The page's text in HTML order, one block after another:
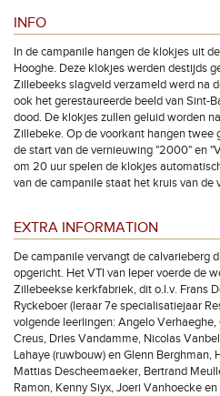
INFO
In de campanile hangen de klokjes uit
Hooghe. Deze klokjes werden destijds
Zillebeeks slagveld verzameld werd na
ook het gerestaureerde beeld van Sint-
dood. De klokjes zullen geluid worden
Zillebeke. Op de voorkant hangen twee
de start van de vernieuwing "2000" en
om 20 uur spelen de klokjes
van de campanile staat het kruis van de
EXTRA INFORMATION
De campanile vervangt de calvarieberg
opgericht. Het VTI van Ieper voerde de
Zillebeekse kerkfabriek, dit o.l.v. Frans
Ryckeboer (leraar 7e specialisatiejaar
volgende leerlingen: Angelo
Creus, Dries Vandamme, Nicolas
Lahaye (ruwbouw) en Glenn Berghman,
Mattias Descheemaeker, Bertrand
Ramon, Kenny Siyx, Joeri Vanhoecke